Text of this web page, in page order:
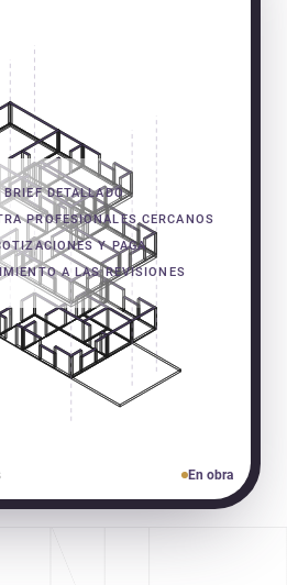
BRIEF DETALLADO
PROFESIONALES CERCANOS
Y PAGA
A LAS REVISIONES
En obra